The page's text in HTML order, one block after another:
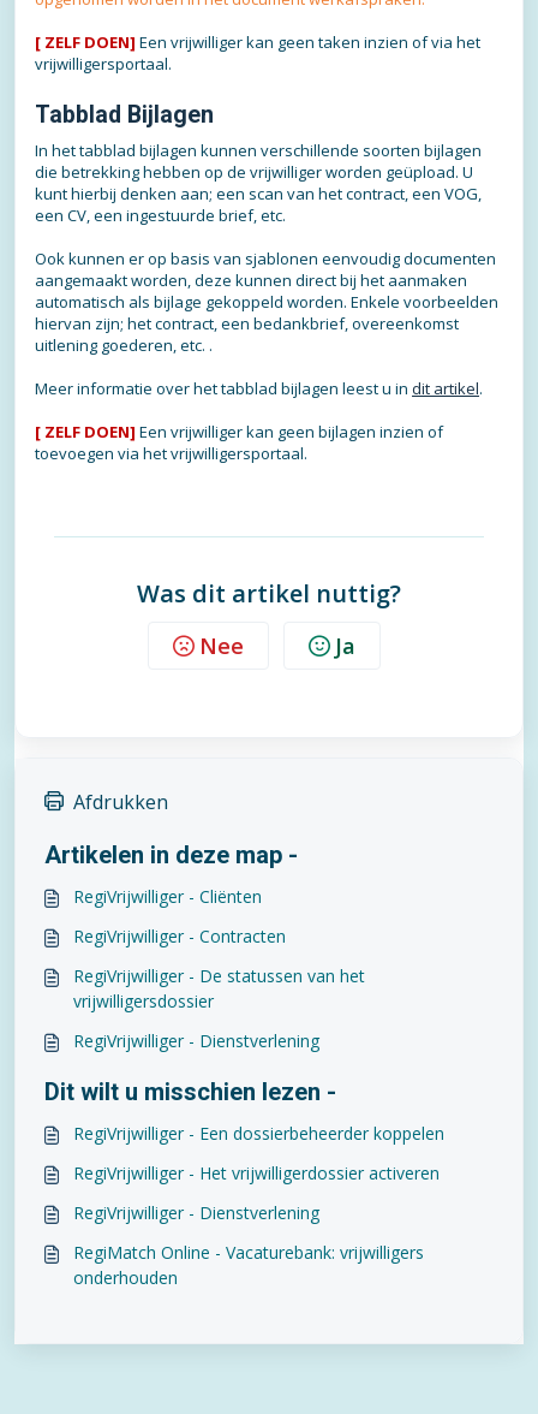
[ ZELF DOEN] Een vrijwilliger kan geen taken inzien of via het
vrijwilligersportaal.
Tabblad Bijlagen
In het tabblad bijlagen kunnen verschillende soorten bijlagen
die betrekking hebben op de vrijwilliger worden geüpload. U
kunt hierbij denken aan; een scan van het contract, een VOG,
een CV, een ingestuurde brief, etc.
Ook kunnen er op basis van sjablonen eenvoudig documenten
aangemaakt worden, deze kunnen direct bij het aanmaken
automatisch als bijlage gekoppeld worden. Enkele voorbeelden
hiervan zijn; het contract, een bedankbrief, overeenkomst
uitlening goederen, etc. .
Meer informatie over het tabblad bijlagen leest u in dit artikel.
[ ZELF DOEN] Een vrijwilliger kan geen bijlagen inzien of
toevoegen via het vrijwilligersportaal.
Was dit artikel nuttig?
Nee Ja
Afdrukken
Artikelen in deze map -
RegiVrijwilliger - Cliënten
RegiVrijwilliger - Contracten
RegiVrijwilliger - De statussen van het
vrijwilligersdossier
RegiVrijwilliger - Dienstverlening
Dit wilt u misschien lezen -
RegiVrijwilliger - Een dossierbeheerder koppelen
RegiVrijwilliger - Het vrijwilligerdossier activeren
RegiVrijwilliger - Dienstverlening
RegiMatch Online - Vacaturebank: vrijwilligers
onderhouden